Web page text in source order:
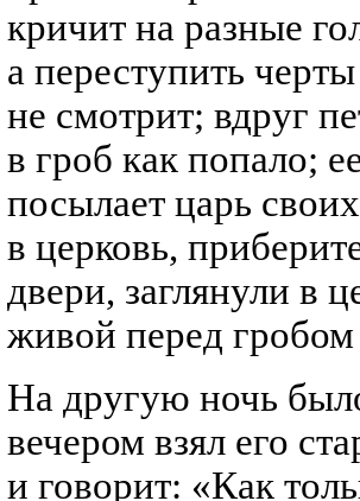
кричит на разные
а переступить
не смотрит; вдруг
в гроб как попало;
посылает царь
в церковь,
двери, заглянули в
живой перед гробом
На другую ночь
вечером взял его
и говорит: «Как